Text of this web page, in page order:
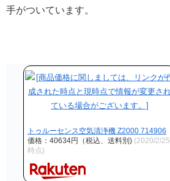
手がついています。
トゥルーセンス空気清浄機 Z2000 714906
価格：40634円（税込、送料別) (2020/2/25
時点)